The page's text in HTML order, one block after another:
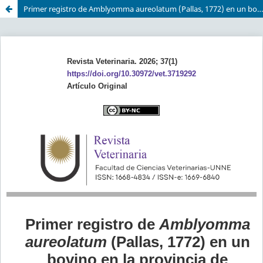
Primer registro de Amblyomma aureolatum (Pallas, 1772) en un bovino en la provincia de Corrientes, Argentina